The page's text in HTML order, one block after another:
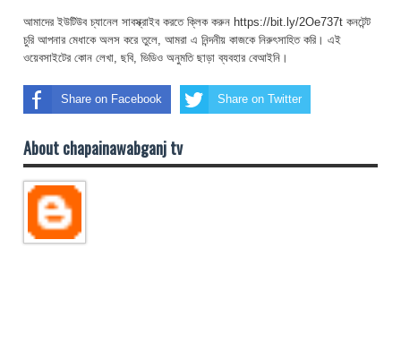
আমাদের ইউটিউব চ্যানেল সাবস্ক্রাইব করতে ক্লিক করুন https://bit.ly/2Oe737t কনটেন্ট
চুরি আপনার মেধাকে অলস করে তুলে, আমরা এ নিন্দনীয় কাজকে নিরুৎসাহিত করি। এই
ওয়েবসাইটের কোন লেখা, ছবি, ভিডিও অনুমতি ছাড়া ব্যবহার বেআইনি।
Share on Facebook Share on Twitter
About chapainawabganj tv